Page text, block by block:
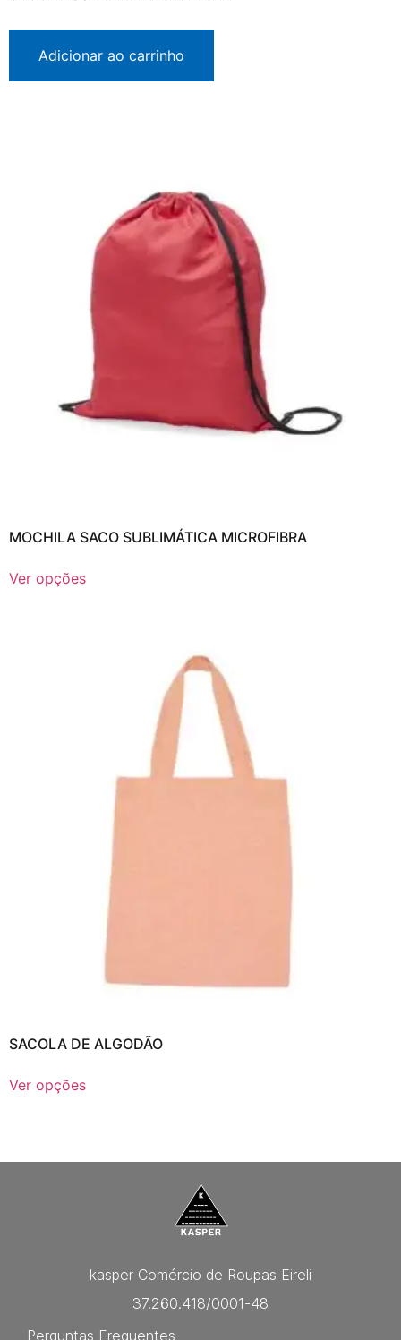
Adicionar ao carrinho
MOCHILA SACO SUBLIMÁTICA MICROFIBRA
Ver opções
SACOLA DE ALGODÃO
Ver opções
kasper Comércio de Roupas Eireli
37.260.418/0001-48
Perguntas Frequentes